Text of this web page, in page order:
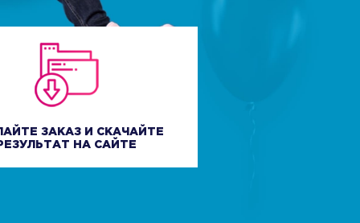
ЗАКАЗ И СКАЧАЙТЕ
НА САЙТЕ